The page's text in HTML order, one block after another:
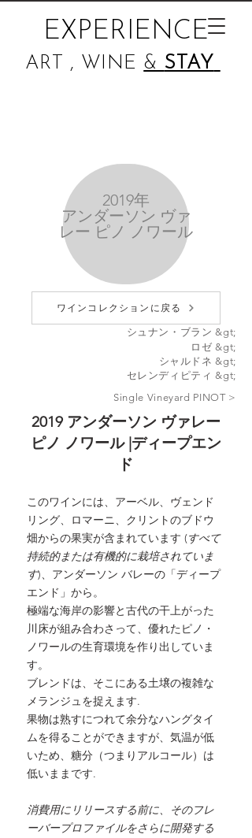
EXPERIENCE
ART , WINE & STAY
2019年
アンダーソン ヴァ
レー ピノ ノワール
ワインコレクションに戻る
シュナン・ブラン &gt;
ロゼ &gt;
シャルドネ &gt;
セレンディピティ &gt;
Single Vineyard PINOT >
2019 アンダーソン ヴァレー
ピノ ノワール |ディープエン
ド
このワインには、アーベル、ヴェンド
リング、ロマーニ、クリントのブドウ
畑からの果実が含まれています (すべて
持続的または有機的に栽培されていま
す)、アンダーソン バレーの「ディープ
エンド」から。
極端な海岸の影響と古代の干上がった
川床が組み合わさって、優れたピノ・
ノワールの生育環境を作り出していま
す。
ブレンドは、そこにある土壌の複雑な
メランジュを捉えます.
果物は熟すにつれて余分なハングタイ
ムを得ることができますが、気温が低
いため、糖分（つまりアルコール）は
低いままです.
消費用にリリースする前に、そのフレ
ーバープロファイルをさらに開発する